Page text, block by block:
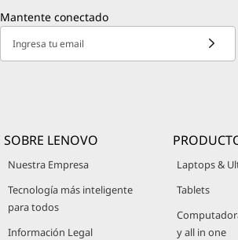
Mantente conectado
Ingresa tu email
SOBRE LENOVO
Nuestra Empresa
Tecnología más inteligente
para todos
Información Legal
Laptops &
Tablets
y all in one